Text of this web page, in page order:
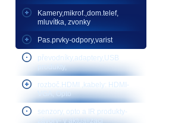
Kamery,mikrof.,dom.telef,
mluvítka, zvonky
Pas.prvky-odpory,varist
převodníky,adaptery,USB
produkty,
rozboč.HDMI ,kabely: HDMI-
VGA, Opto
senzory, opto a IR produkty-
závory- v aktualizaci